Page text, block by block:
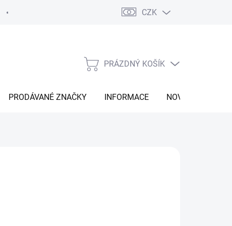
Moje objednávka Náš příběh
CZK
NÁKUPNÍ
PRÁZDNÝ KOŠÍK
PRODÁVANÉ ZNAČKY INFORMACE NOVINKY